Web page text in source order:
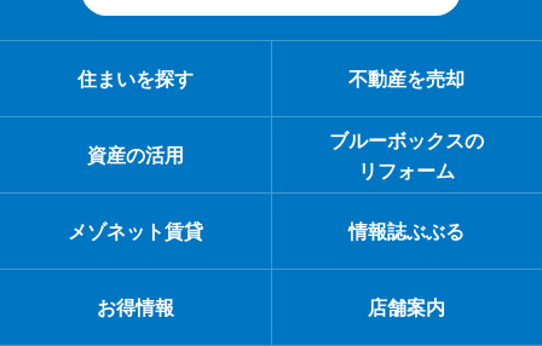
住まいを探す 不動産を売却
資産の活用
ブルーボックスの
リフォーム
メゾネット賃貸 情報誌ぶぶる
お得情報 店舗案内